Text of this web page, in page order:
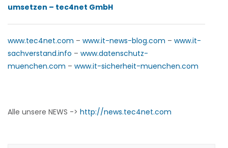
umsetzen – tec4net GmbH
www.tec4net.com – www.it-news-blog.com – www.it-
sachverstand.info – www.datenschutz-
muenchen.com – www.it-sicherheit-muenchen.com
Alle unsere NEWS -> http://news.tec4net.com